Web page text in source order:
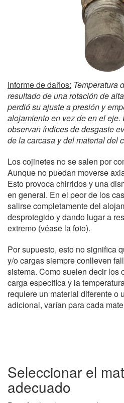
Informe de daños: Temperatura
resultado de una rotación de
perdió su ajuste a presión y
alojamiento en vez de en el eje.
observan índices de desgaste
de la carcasa y del material del
Los cojinetes no se salen por
Aunque no puedan moverse
Esto provoca chirridos y una
en general. En el peor de los
salirse completamente del
desprotegido y dando lugar a
extremo (véase la foto).
Por supuesto, esto no significa
y/o cargas siempre conlleven
sistema. Como suelen decir los
carga específica y la
requiere un material diferente o
adicional, varían para cada
Seleccionar el
adecuado